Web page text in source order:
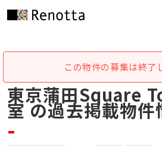
この物件の募集は終了
東京蒲田Square
室 の過去掲載物件
-